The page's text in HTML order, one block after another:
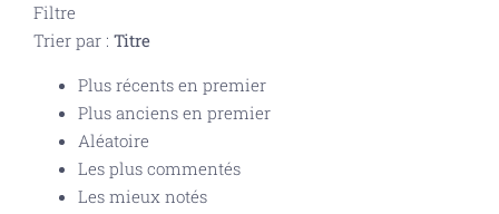
Filtre
Trier par : Titre
Plus récents en premier
Plus anciens en premier
Aléatoire
Les plus commentés
Les mieux notés